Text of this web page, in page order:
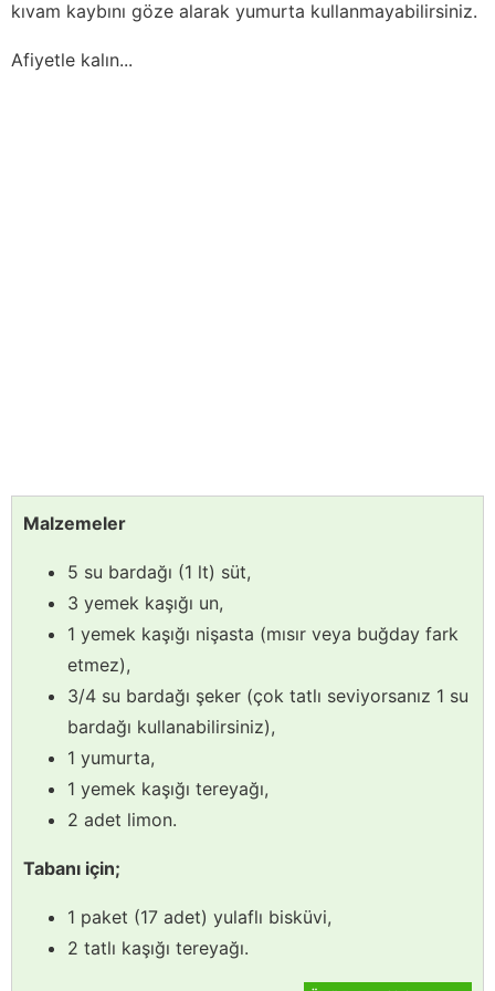
kıvam kaybını göze alarak yumurta kullanmayabilirsiniz.
Afiyetle kalın...
Malzemeler
5 su bardağı (1 lt) süt,
3 yemek kaşığı un,
1 yemek kaşığı nişasta (mısır veya buğday fark
etmez),
3/4 su bardağı şeker (çok tatlı seviyorsanız 1 su
bardağı kullanabilirsiniz),
1 yumurta,
1 yemek kaşığı tereyağı,
2 adet limon.
Tabanı için;
1 paket (17 adet) yulaflı bisküvi,
2 tatlı kaşığı tereyağı.